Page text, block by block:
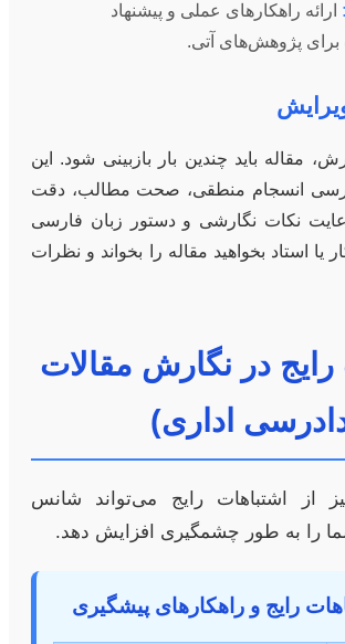
ارائه راهکارهای عملی و پیشنهاد
پژوهش‌های آتی.
مقاله باید چندین بار بازبینی شود. این
انسجام منطقی، صحت مطالب، دقت
نکات نگارشی و دستور زبان فارسی
یا استاد بخواهید مقاله را بخواند و نظرات
رایج در نگارش مقالات
اداری)
از اشتباهات رایج می‌تواند شانس
را به طور چشمگیری افزایش دهد.
رایج و راهکارهای پیشگیری